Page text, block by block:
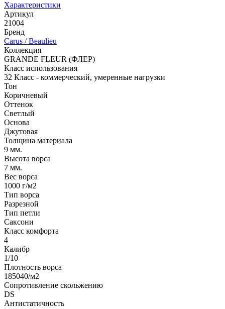
Характеристики
Артикул
21004
Бренд
Carus / Beaulieu
Коллекция
GRANDE FLEUR (ФЛЕР)
Класс использования
32 Класс - коммерческий, умеренные нагрузки
Тон
Коричневый
Оттенок
Светлый
Основа
Джутовая
Толщина материала
9 мм.
Высота ворса
7 мм.
Вес ворса
1000 г/м2
Тип ворса
Разрезной
Тип петли
Саксони
Класс комфорта
4
Калибр
1/10
Плотность ворса
185040/м2
Сопротивление скольжению
DS
Антистатичность